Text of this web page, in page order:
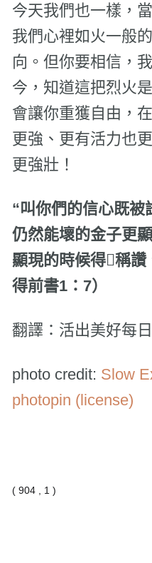
今天我們也一樣，
我們心裡如火一般
向。但你要相信，
今，知道這把烈火
會讓你重獲自由，
更強、更有活力也
更強壯！
“叫你們的信心既被
仍然能壞的金子更
顯現的時候得稱
得前書1：7）
翻譯：活出美好每
photo credit: Slow
photopin (license)
( 904 , 1 )